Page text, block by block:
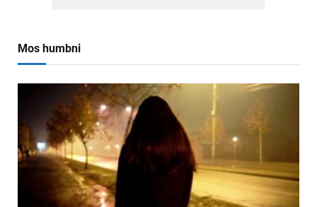
Mos humbni